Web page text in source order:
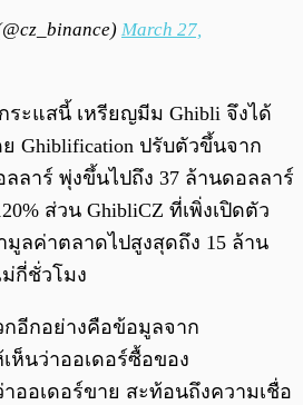
March 27,
ะแสนี้ เหรียญมีม Ghibli จึงได้
Ghiblification ปรับตัวขึ้นจาก
ลาร์ พุ่งขึ้นไปถึง 37 ล้านดอลลาร์
ส่วน GhibliCZ ที่เพิ่งเปิดตัว
มูลค่าตลาดไปสูงสุดถึง 15 ล้าน
กี่ชั่วโมง
อีกอย่างคือข้อมูลจาก
เห็นว่าออเดอร์ซื้อของ
ออเดอร์ขาย สะท้อนถึงความเชื่อ